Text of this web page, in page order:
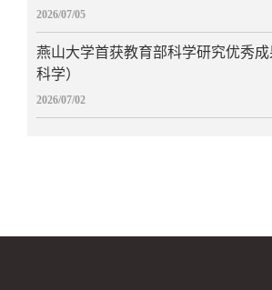
2026/07/05
燕山大学首获教育部科学研究优秀
科学）
2026/07/02